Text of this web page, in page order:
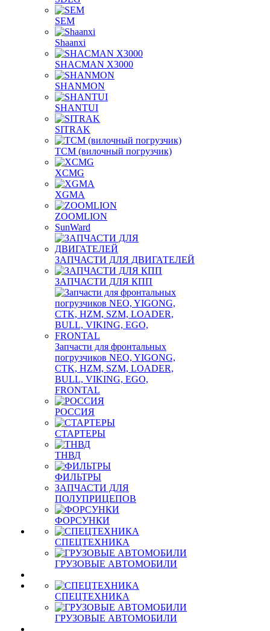
SEM
Shaanxi
SHACMAN X3000
SHANMON
SHANTUI
SITRAK
TCM (вилочный погрузчик)
XCMG
XGMA
ZOOMLION
SunWard
ЗАПЧАСТИ ДЛЯ ДВИГАТЕЛЕЙ
ЗАПЧАСТИ ДЛЯ КПП
Запчасти для фронтальных
погрузчиков NEO, YIGONG,
CTK, HZM, SZM, LOADER,
BULL, VIKING, EGO,
FRONTAL
РОССИЯ
СТАРТЕРЫ
ТНВД
ФИЛЬТРЫ
ЗАПЧАСТИ ДЛЯ
ПОЛУПРИЦЕПОВ
ФОРСУНКИ
СПЕЦТЕХНИКА
ГРУЗОВЫЕ АВТОМОБИЛИ
СПЕЦТЕХНИКА
ГРУЗОВЫЕ АВТОМОБИЛИ